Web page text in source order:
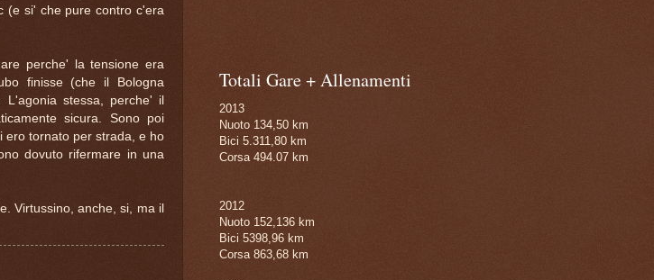
(e si' che pure contro c'era
perche' la tensione era
finisse (che il Bologna
stessa, perche' il
sicura. Sono poi
ero tornato per strada, e ho
dovuto rifermare in una
Virtussino, anche, si, ma il
Totali Gare + Allenamenti
2013
Nuoto 134,50 km
Bici 5.311,80 km
Corsa 494.07 km
2012
Nuoto 152,136 km
Bici 5398,96 km
Corsa 863,68 km